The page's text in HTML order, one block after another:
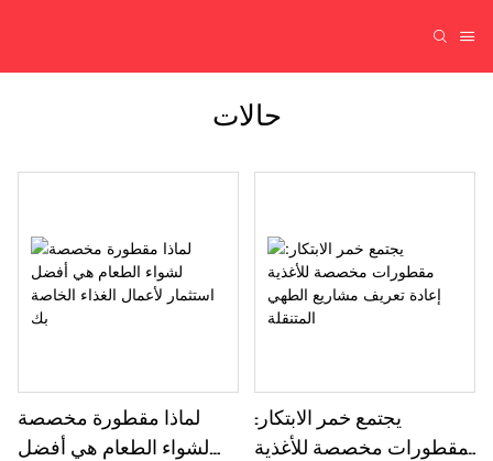
حالات
لماذا مقطورة مخصصة
لشواء الطعام هي أفضل
يجتمع خمر الابتكار:
مقطورات مخصصة للأغذية